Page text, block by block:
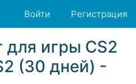
Войти Регистрация
для игры CS2
(30 дней) -